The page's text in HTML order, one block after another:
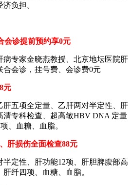
负担。
会诊提前预约享0元
专家金晓燕教授、北京地坛医院肝
会诊，挂号费、会诊费0元
元
五项全定量、乙肝两对半定性、肝
清专科检查、超高敏HBV DNA 定量
、血糖、血脂。
肝损伤全面检查88元
定性、肝功能12项、肝胆脾腹部高
纤四项、血糖、血脂。